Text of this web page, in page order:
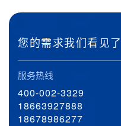
您的需求我们看见了
服务热线
400-002-3329
18663927888
18678986277